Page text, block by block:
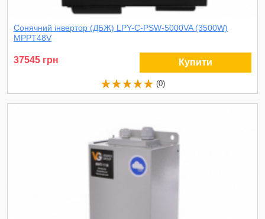
Сонячний інвертор (ДБЖ) LPY-C-PSW-5000VA (3500W)
MPPT48V
37545 грн Купити
(0)